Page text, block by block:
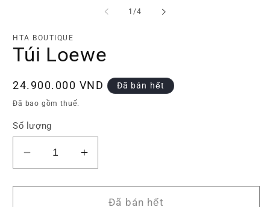
hộp
tương
1/trong
4
HTA BOUTIQUE
Túi Loewe
Giá
thông
24.900.000 VND Đã bán hết
Đã bao gồm thuế.
Số lượng
Giảm
số
lượng
Tăng
số
lượng
Đã bán hết